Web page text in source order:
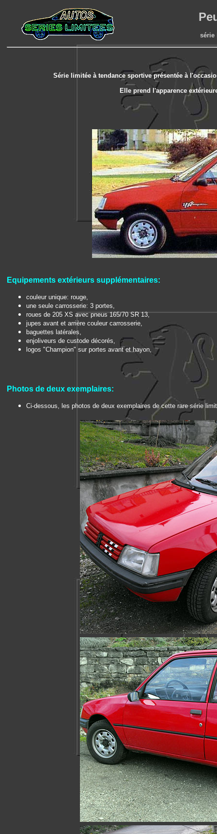
série
Série limitée à tendance sportive présentée à
Elle prend l'apparence
Equipements extérieurs supplémentaires:
couleur unique: rouge,
une seule carrosserie: 3 portes,
roues de 205 XS avec pneus 165/70 SR 13,
jupes avant et arrière couleur carrosserie,
baguettes latérales,
enjoliveurs de custode décorés,
logos "Champion" sur portes avant et hayon,
Photos de deux exemplaires:
Ci-dessous, les photos de deux exemplaires de cette rare série